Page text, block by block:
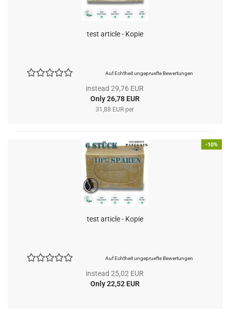
test article - Kopie
Auf Echtheit ungepruefte Bewertungen
instead 29,76 EUR
Only 26,78 EUR
31,88 EUR per
-10%
test article - Kopie
Auf Echtheit ungepruefte Bewertungen
instead 25,02 EUR
Only 22,52 EUR